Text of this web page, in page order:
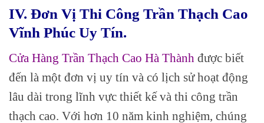
IV. Đơn Vị Thi Công Trần Thạch Cao
Vĩnh Phúc Uy Tín.
Cửa Hàng Trần Thạch Cao Hà Thành được biết
đến là một đơn vị uy tín và có lịch sử hoạt động
lâu dài trong lĩnh vực thiết kế và thi công trần
thạch cao. Với hơn 10 năm kinh nghiệm, chúng